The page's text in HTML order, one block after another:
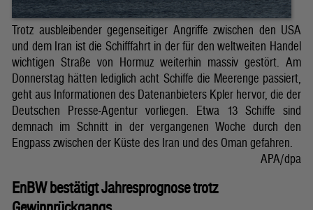
Trotz ausbleibender gegenseitiger Angriffe zwischen den USA
und dem Iran ist die Schifffahrt in der für den weltweiten Handel
wichtigen Straße von Hormuz weiterhin massiv gestört. Am
Donnerstag hätten lediglich acht Schiffe die Meerenge passiert,
geht aus Informationen des Datenanbieters Kpler hervor, die der
Deutschen Presse-Agentur vorliegen. Etwa 13 Schiffe sind
demnach im Schnitt in der vergangenen Woche durch den
Engpass zwischen der Küste des Iran und des Oman gefahren.
APA/dpa
EnBW bestätigt Jahresprognose trotz